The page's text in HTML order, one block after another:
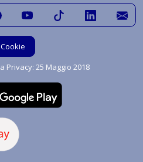
Cookie
Privacy: 25 Maggio 2018